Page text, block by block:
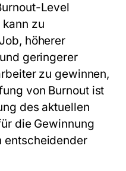
Level
zu
höherer
geringerer
zu gewinnen,
von Burnout ist
des aktuellen
die Gewinnung
entscheidender